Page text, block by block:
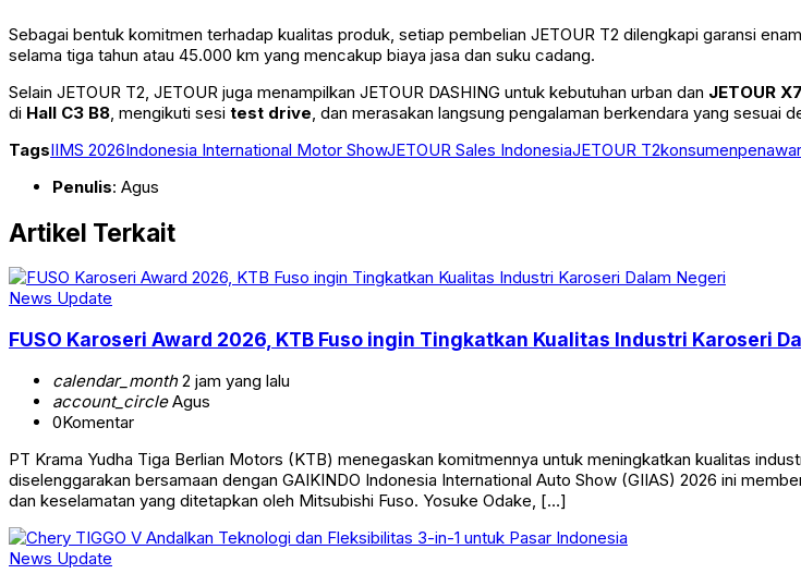
Sebagai bentuk komitmen terhadap kualitas produk, setiap pembelian JETOUR T2 dilengkapi garansi
selama tiga tahun atau 45.000 km yang mencakup biaya jasa dan suku cadang.
Selain JETOUR T2, JETOUR juga menampilkan JETOUR DASHING untuk kebutuhan urban dan JETOUR
di Hall C3 B8, mengikuti sesi test drive, dan merasakan langsung pengalaman berkendara yang sesuai
TagsIIMS 2026Indonesia International Motor ShowJETOUR Sales IndonesiaJETOUR T2konsumen
Penulis: Agus
Artikel Terkait
News Update
FUSO Karoseri Award 2026, KTB Fuso ingin Tingkatkan Kualitas Industri Karoseri
calendar_month2 jam yang lalu
account_circleAgus
0Komentar
PT Krama Yudha Tiga Berlian Motors (KTB) menegaskan komitmennya untuk meningkatkan kualitas
diselenggarakan bersamaan dengan GAIKINDO Indonesia International Auto Show (GIIAS) 2026 ini
dan keselamatan yang ditetapkan oleh Mitsubishi Fuso. Yosuke Odake, […]
News Update